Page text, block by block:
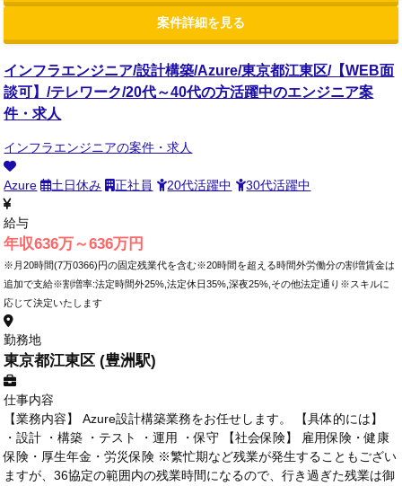
案件詳細を見る
インフラエンジニア/設計構築/Azure/東京都江東区/【WEB面
談可】/テレワーク/20代～40代の方活躍中のエンジニア案
件・求人
インフラエンジニアの案件・求人
Azure 土日休み 正社員 20代活躍中 30代活躍中
給与
年収636万～636万円
※月20時間(7万0366)円の固定残業代を含む※20時間を超える時間外労働分の割増賃金は
追加で支給※割増率:法定時間外25%,法定休日35%,深夜25%,その他法定通り※スキルに
応じて決定いたします
勤務地
東京都江東区 (豊洲駅)
仕事内容
【業務内容】 Azure設計構築業務をお任せします。 【具体的には】
・設計 ・構築 ・テスト ・運用 ・保守 【社会保険】 雇用保険・健康
保険・厚生年金・労災保険 ※繁忙期など残業が発生することもござい
ますが、36協定の範囲内の残業時間になるので、行き過ぎた残業は御